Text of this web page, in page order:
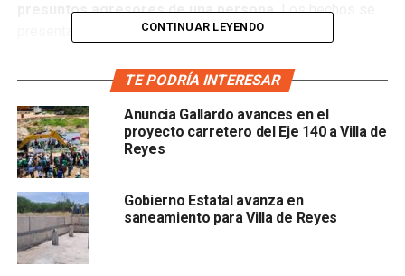
presuntos agresores de una persona.Los hechos se
presentaron en el domicilio de la víctima.
El titular de la Seguridad Pública Municipal de Villa de
aseguró que en un video se puede apreciar a
los presuntos golpeando a una persona que está en
el piso
CONTINUAR LEYENDO
TE PODRÍA INTERESAR
Anuncia Gallardo avances en el
proyecto carretero del Eje 140 a Villa de
Reyes
Gobierno Estatal avanza en
saneamiento para Villa de Reyes